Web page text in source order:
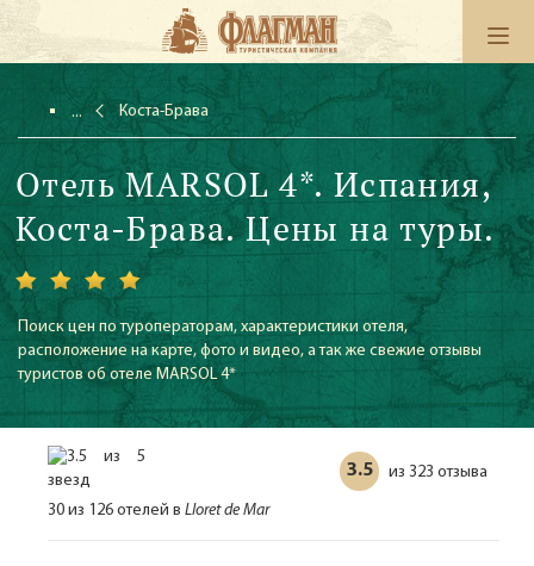
Коста-Брава
Отель MARSOL 4*. Испания,
Коста-Брава. Цены на туры.
Поиск цен по туроператорам, характеристики отеля,
расположение на карте, фото и видео, а так же свежие отзывы
туристов об отеле MARSOL 4*
3.5 из 323 отзыва
30 из 126 отелей в Lloret de Mar